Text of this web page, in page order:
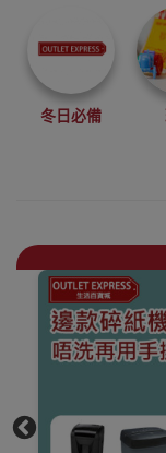
尋找最更新、
潮、有特色而
優惠的優質產
品，從用家的
度為你帶來你
最好選擇。
冬日必備